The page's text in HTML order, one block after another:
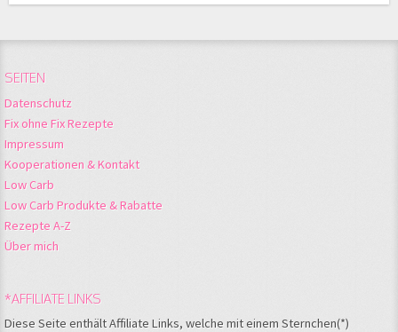
SEITEN
Datenschutz
Fix ohne Fix Rezepte
Impressum
Kooperationen & Kontakt
Low Carb
Low Carb Produkte & Rabatte
Rezepte A-Z
Über mich
*AFFILIATE LINKS
Diese Seite enthält Affiliate Links, welche mit einem Sternchen(*)